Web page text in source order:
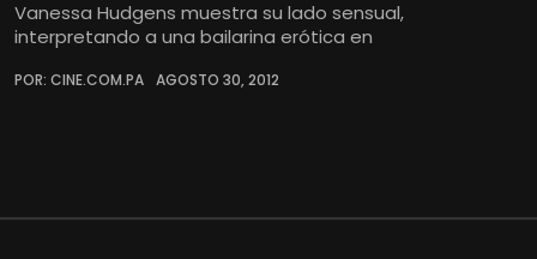
Vanessa Hudgens muestra su lado sensual,
interpretando a una bailarina erótica en
POR: CINE.COM.PA AGOSTO 30, 2012